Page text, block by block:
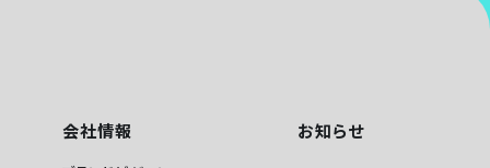
会社情報 お知らせ